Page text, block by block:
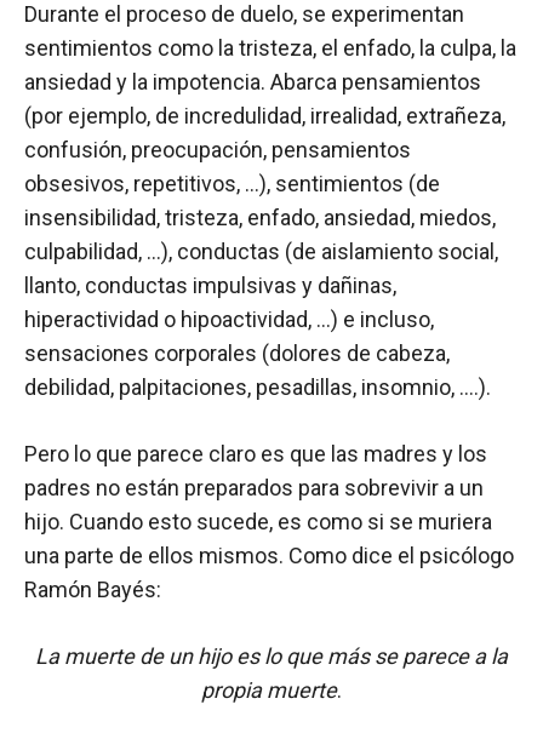
Durante el proceso de duelo, se experimentan
sentimientos como la tristeza, el enfado, la culpa, la
ansiedad y la impotencia. Abarca pensamientos
(por ejemplo, de incredulidad, irrealidad, extrañeza,
confusión, preocupación, pensamientos
obsesivos, repetitivos, …), sentimientos (de
insensibilidad, tristeza, enfado, ansiedad, miedos,
culpabilidad, …), conductas (de aislamiento social,
llanto, conductas impulsivas y dañinas,
hiperactividad o hipoactividad, …) e incluso,
sensaciones corporales (dolores de cabeza,
debilidad, palpitaciones, pesadillas, insomnio, ….).
Pero lo que parece claro es que las madres y los
padres no están preparados para sobrevivir a un
hijo. Cuando esto sucede, es como si se muriera
una parte de ellos mismos. Como dice el psicólogo
Ramón Bayés:
La muerte de un hijo es lo que más se parece a la
propia muerte.